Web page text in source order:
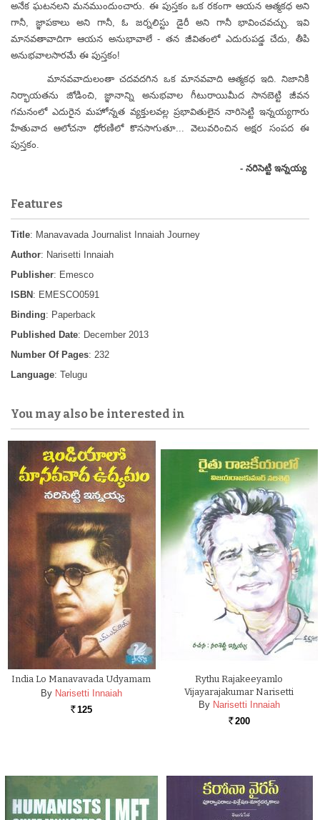
అనేక ఘటనలని మనముందుంచారు. ఈ పుస్తకం ఒక రకంగా ఆయన ఆత్మకధ అని
గానీ, జ్ఞాపకాలు అని గానీ, ఓ జర్నలిస్టు డైరీ అని గానీ భావించవచ్చు. ఇవి
మానవతావాదిగా ఆయన అనుభావాలే - తన జీవితంలో ఎదురుపడ్డ చేదు, తీపి
అనుభవాలసారమే ఈ పుస్తకం!
మానవవాదులంతా చదవదగిన ఒక మానవవాది ఆత్మకధ ఇది. నిజానికి
నిర్భాయతను జోడించి, జ్ఞానాన్ని అనుభవాల గీటురాయిమీద సానబెట్టి జీవన
గమనంలో ఎదురైన మహోన్నత వ్యక్తులవల్ల ప్రభావితులైన నారిసెట్టి ఇన్నయ్యగారు
హేతువాద ఆలోచనా ధోరణిలో కొనసాగుతూ... వెలువరించిన అక్షర సంపద ఈ
పుస్తకం.
- నరిసెట్టి ఇన్నయ్య
Features
Title: Manavavada Journalist Innaiah Journey
Author: Narisetti Innaiah
Publisher: Emesco
ISBN : EMESCO0591
Binding: Paperback
Published Date: December 2013
Number Of Pages: 232
Language: Telugu
You may also be interested in
India Lo Manavavada Udyamam
By Narisetti Innaiah
Rs. 125
Rythu Rajakeeyamlo
Vijayarajakumar Narisetti
By Narisetti Innaiah
Rs. 200